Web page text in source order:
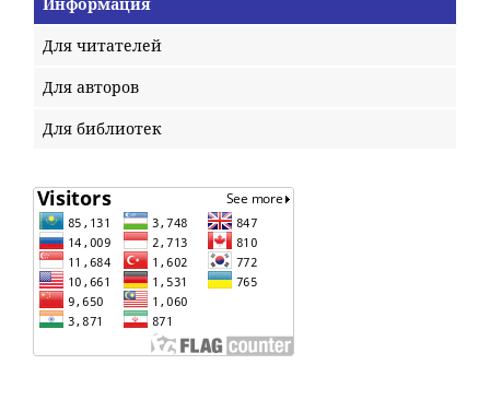
Для читателей
Для авторов
Для библиотек